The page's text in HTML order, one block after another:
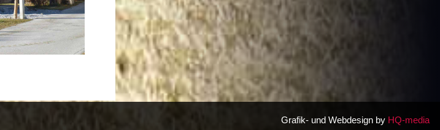
Grafik- und Webdesign by HQ-media